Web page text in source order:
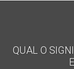
QUAL O